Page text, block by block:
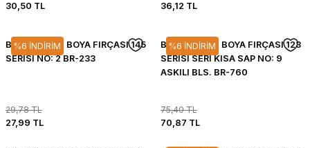
30,50 TL 36,12 TL
%6 İNDİRİM
BRONS SULU BOYA FIRÇASI 145
SERİSİ NO: 2 BR-233
29,78 TL
27,99 TL
%6 İNDİRİM
BRONS SULU BOYA FIRÇASI 123
SERİSİ SERİ KISA SAP NO: 9
ASKILI BLS. BR-760
75,40 TL
70,87 TL